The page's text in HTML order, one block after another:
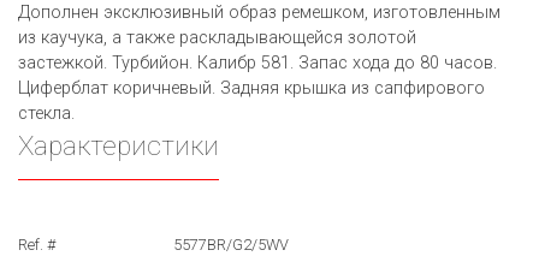
Дополнен эксклюзивный образ ремешком, изготовленным
из каучука, а также раскладывающейся золотой
застежкой. Турбийон. Калибр 581. Запас хода до 80 часов.
Циферблат коричневый. Задняя крышка из сапфирового
стекла.
Характеристики
Ref. # 5577BR/G2/5WV